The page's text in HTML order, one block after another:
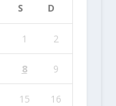
S D
1 2
8 9
15 16